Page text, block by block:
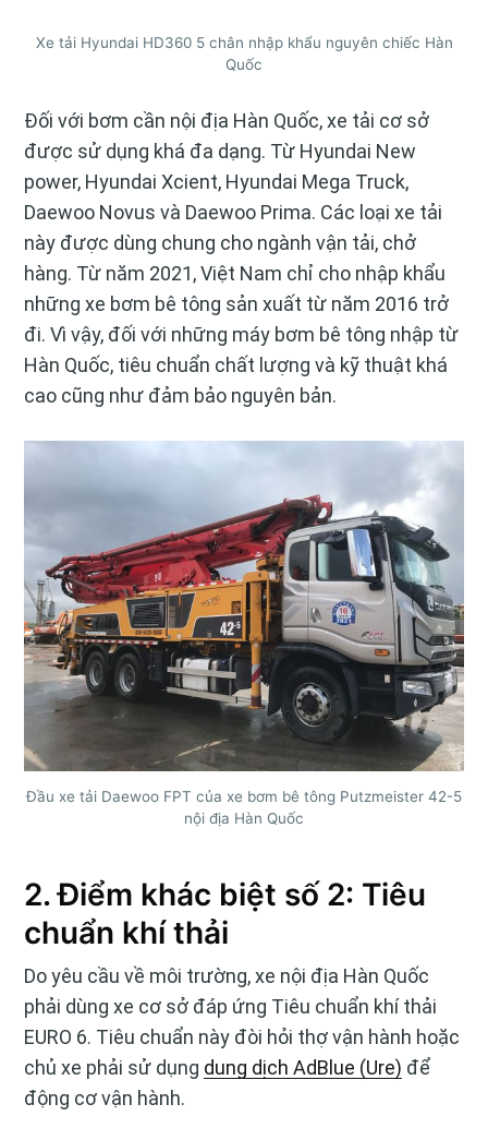
Xe tải Hyundai HD360 5 chân nhập khẩu nguyên chiếc Hàn
Quốc
Đối với bơm cần nội địa Hàn Quốc, xe tải cơ sở
được sử dụng khá đa dạng. Từ Hyundai New
power, Hyundai Xcient, Hyundai Mega Truck,
Daewoo Novus và Daewoo Prima. Các loại xe tải
này được dùng chung cho ngành vận tải, chở
hàng. Từ năm 2021, Việt Nam chỉ cho nhập khẩu
những xe bơm bê tông sản xuất từ năm 2016 trở
đi. Vì vậy, đối với những máy bơm bê tông nhập từ
Hàn Quốc, tiêu chuẩn chất lượng và kỹ thuật khá
cao cũng như đảm bảo nguyên bản.
Đầu xe tải Daewoo FPT của xe bơm bê tông Putzmeister 42-5
nội địa Hàn Quốc
2. Điểm khác biệt số 2: Tiêu
chuẩn khí thải
Do yêu cầu về môi trường, xe nội địa Hàn Quốc
phải dùng xe cơ sở đáp ứng Tiêu chuẩn khí thải
EURO 6. Tiêu chuẩn này đòi hỏi thợ vận hành hoặc
chủ xe phải sử dụng dung dịch AdBlue (Ure) để
động cơ vận hành.